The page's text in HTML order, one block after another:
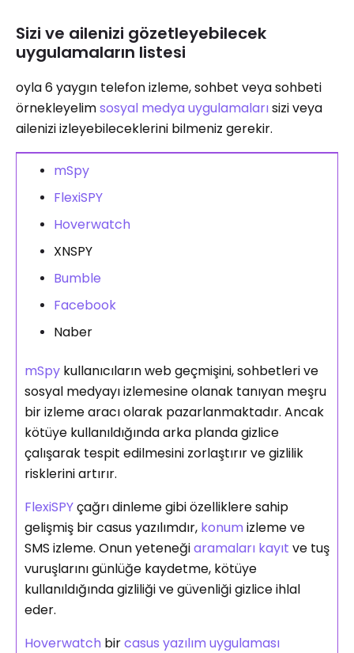
Sizi ve ailenizi gözetleyebilecek
uygulamaların listesi
oyla 6 yaygın telefon izleme, sohbet veya sohbeti
örnekleyelimsosyal medya uygulamalarısizi veya
ailenizi izleyebileceklerini bilmeniz gerekir.
mSpy
FlexiSPY
Hoverwatch
XNSPY
Bumble
Facebook
Naber
mSpy kullanıcıların web geçmişini, sohbetleri ve
sosyal medyayı izlemesine olanak tanıyan meşru
bir izleme aracı olarak pazarlanmaktadır. Ancak
kötüye kullanıldığında arka planda gizlice
çalışarak tespit edilmesini zorlaştırır ve gizlilik
risklerini artırır.
FlexiSPYçağrı dinleme gibi özelliklere sahip
gelişmiş bir casus yazılımdır, konum izleme ve
SMS izleme. Onun yeteneğiaramaları kayıt ve tuş
vuruşlarını günlüğe kaydetme, kötüye
kullanıldığında gizliliği ve güvenliği gizlice ihlal
eder.
Hoverwatch bircasus yazılım uygulaması